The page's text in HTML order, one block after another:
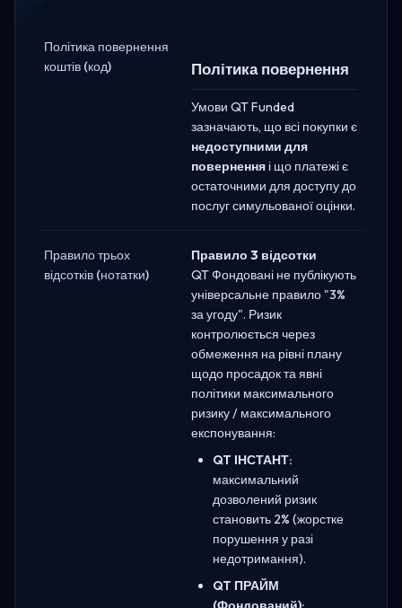
Політика повернення
коштів (код)
Політика повернення
Умови QT Funded
зазначають, що всі покупки є
недоступними для
повернення і що платежі є
остаточними для доступу до
послуг симульованої оцінки.
Правило трьох
відсотків (нотатки)
Правило 3 відсотки
QT Фондовані не публікують
універсальне правило "3%
за угоду". Ризик
контролюється через
обмеження на рівні плану
щодо просадок та явні
політики максимального
ризику / максимального
експонування:
QT ІНСТАНТ:
максимальний
дозволений ризик
становить 2% (жорстке
порушення у разі
недотримання).
QT ПРАЙМ